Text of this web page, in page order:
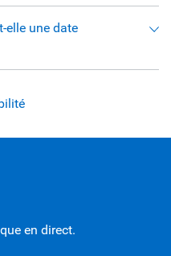
elle une date
en direct.